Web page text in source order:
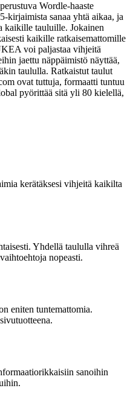
Wordle-haaste
kirjaimista sanaa yhtä aikaa, ja
kaikille tauluille. Jokainen
kaikille ratkaisemattomille
voi paljastaa vihjeitä
jaettu näppäimistö näyttää,
taululla. Ratkaistut taulut
ovat tuttuja, formaatti tuntuu
pyörittää sitä yli 80 kielellä,
kerätäksesi vihjeitä kaikilta
Yhdellä taululla vihreä
nopeasti.
eniten tuntemattomia.
sanoihin